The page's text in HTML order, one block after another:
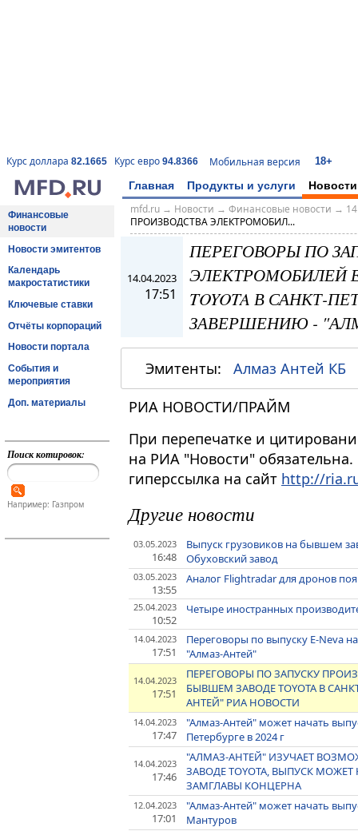
Курс доллара 82.1665 Курс евро 94.8366 Мобильная версия 18+
Главная Продукты и услуги Новости
Финансовые
новости
Новости эмитентов
Календарь
макростатистики
Ключевые ставки
Отчёты корпораций
Новости портала
События и
мероприятия
Доп. материалы
Поиск котировок:
Например: Газпром
mfd.ru→ Новости → Финансовые новости →
ПРОИЗВОДСТВА ЭЛЕКТРОМОБИЛ...
14.04.2023
17:51
ПЕРЕГОВОРЫ ПО
ЭЛЕКТРОМОБИЛЕЙ
TOYOTA В САНКТ-
ЗАВЕРШЕНИЮ -
Эмитенты: Алмаз Антей КБ
РИА НОВОСТИ/ПРАЙМ
При перепечатке и
на РИА "Новости"
гиперссылка на сайт http://
Другие новости
03.05.2023
16:48
Выпуск грузовиков на бывшем
Обуховский завод
03.05.2023
13:55
Аналог Flightradar для дронов
25.04.2023
10:52
Четыре иностранных
14.04.2023
17:51
Переговоры по выпуску E-Neva
"Алмаз-Антей"
14.04.2023
17:51
ПЕРЕГОВОРЫ ПО ЗАПУСКУ
БЫВШЕМ ЗАВОДЕ TOYOTA В
АНТЕЙ" РИА НОВОСТИ
14.04.2023
17:47
"Алмаз-Антей" может начать
Петербурге в 2024 г
14.04.2023
17:46
"АЛМАЗ-АНТЕЙ" ИЗУЧАЕТ
ЗАВОДЕ TOYOTA, ВЫПУСК
ЗАМГЛАВЫ КОНЦЕРНА
12.04.2023
17:01
"Алмаз-Антей" может начать
Мантуров